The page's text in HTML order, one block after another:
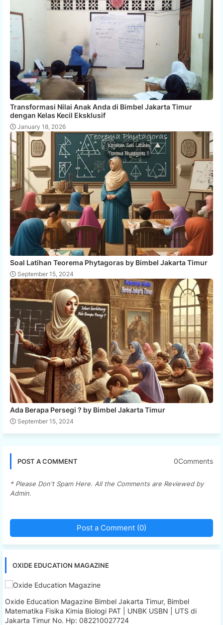
Transformasi Nilai Anak Anda di Bimbel Jakarta Timur
dengan Kelas Kecil Eksklusif
January 18, 2026
Soal Latihan Teorema Phytagoras by Bimbel Jakarta Timur
September 15, 2024
Ada Berapa Persegi ? by Bimbel Jakarta Timur
September 15, 2024
POST A COMMENT 0Comments
* Please Don't Spam Here. All the Comments are Reviewed by
Admin.
Post a Comment (0)
OXIDE EDUCATION MAGAZINE
Oxide Education Magazine Bimbel Jakarta Timur, Bimbel
Matematika Fisika Kimia Biologi PAT | UNBK USBN | UTS di
Jakarta Timur No. Hp: 082210027724